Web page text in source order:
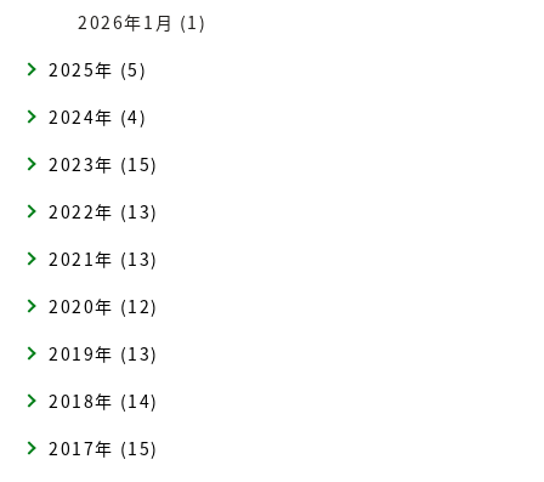
2026年1月 (1)
2025年 (5)
2024年 (4)
2023年 (15)
2022年 (13)
2021年 (13)
2020年 (12)
2019年 (13)
2018年 (14)
2017年 (15)